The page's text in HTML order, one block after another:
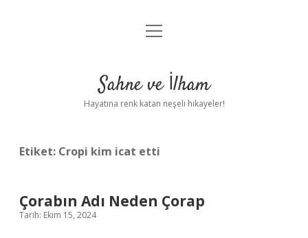
Anasayfa
Yasal Uyarı
menüyü
Sahne ve İlham
Hayatına renk katan neşeli hikayeler!
Etiket: Cropi kim icat etti
Çorabın Adı Neden Çorap
Tarih: Ekim 15, 2024